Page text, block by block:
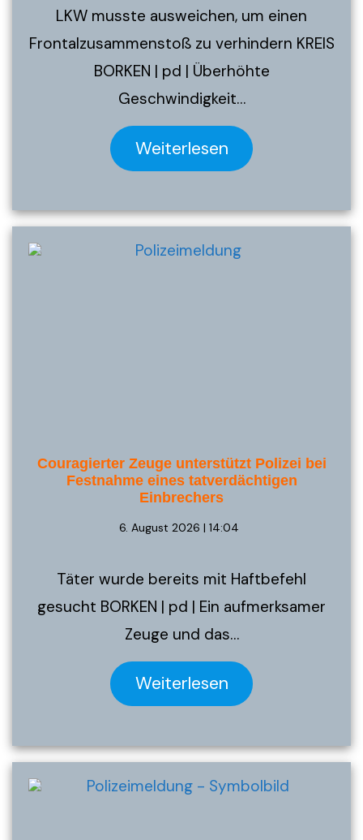
LKW musste ausweichen, um einen
Frontalzusammenstoß zu verhindern KREIS
BORKEN | pd | Überhöhte
Geschwindigkeit…
Weiterlesen
Couragierter Zeuge unterstützt Polizei bei
Festnahme eines tatverdächtigen
Einbrechers
6. August 2026 | 14:04
Täter wurde bereits mit Haftbefehl
gesucht BORKEN | pd | Ein aufmerksamer
Zeuge und das…
Weiterlesen